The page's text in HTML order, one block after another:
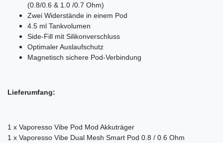
(0.8/0.6 & 1.0 /0.7 Ohm)
Zwei Widerstände in einem Pod
4.5 ml Tankvolumen
Side-Fill mit Silikonverschluss
Optimaler Auslaufschutz
Magnetisch sichere Pod-Verbindung
Lieferumfang:
1 x Vaporesso Vibe Pod Mod Akkuträger
1 x Vaporesso Vibe Dual Mesh Smart Pod 0.8 / 0.6 Ohm